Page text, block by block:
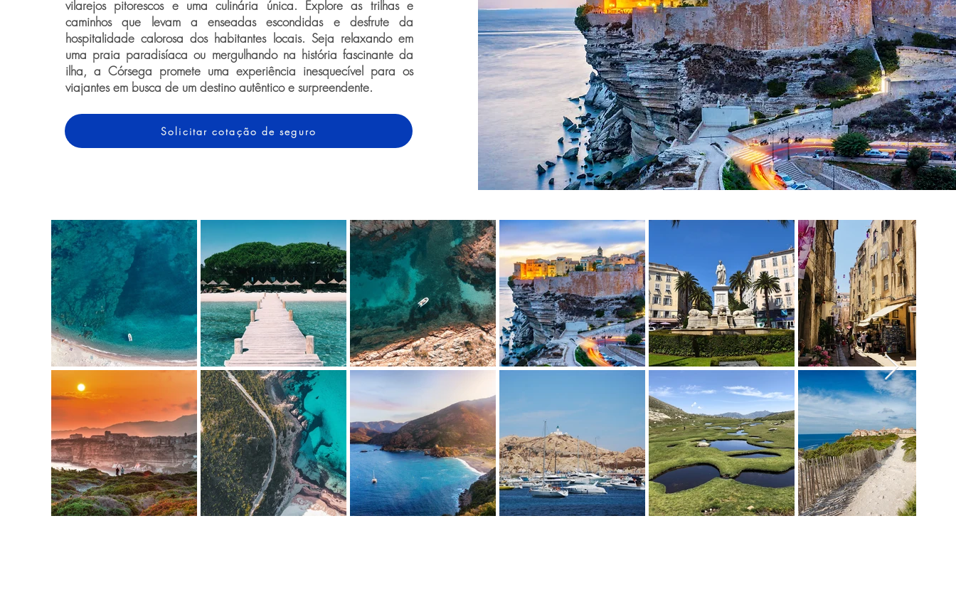
vilarejos pitorescos e uma culinária única. Explore as trilhas e
caminhos que levam a enseadas escondidas e desfrute da
hospitalidade calorosa dos habitantes locais. Seja relaxando em
uma praia paradisíaca ou mergulhando na história fascinante da
ilha, a Córsega promete uma experiência inesquecível para os
viajantes em busca de um destino autêntico e surpreendente.
Solicitar cotação de seguro